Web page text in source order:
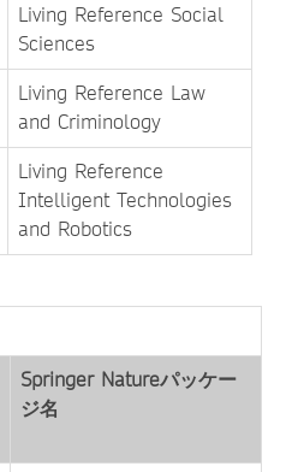
Living Reference Social
Sciences
Living Reference Law
and Criminology
Living Reference
Intelligent Technologies
and Robotics
Springer Natureパッケー
ジ名